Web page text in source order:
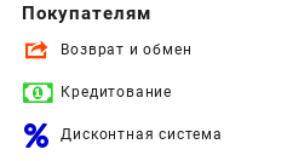
Покупателям
Возврат и обмен
Кредитование
Дисконтная система